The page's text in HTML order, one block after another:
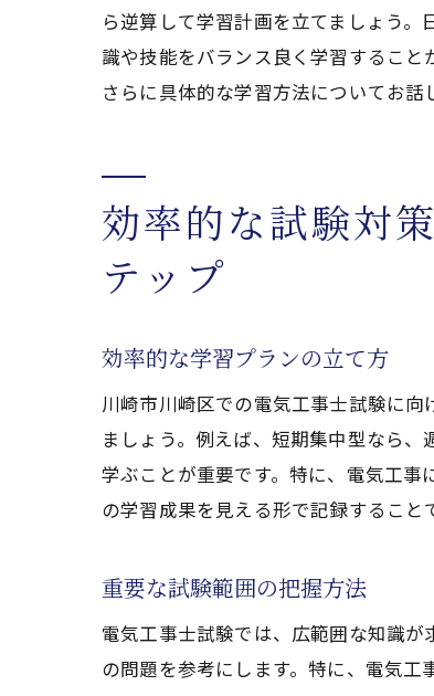
ら逆算して学習計画を立てましょう
識や技能をバランス良く学習すること
さらに具体的な学習方法についてお話
効率的な試験対
テップ
効率的な学習プランの立て方
川崎市川崎区での電気工事士試験に
ましょう。例えば、短期集中型なら
学ぶことが重要です。特に、電気工
の学習成果を見える形で記録すること
重要な試験範囲の把握方法
電気工事士試験では、広範囲な知識
の問題を参考にします。特に、電気